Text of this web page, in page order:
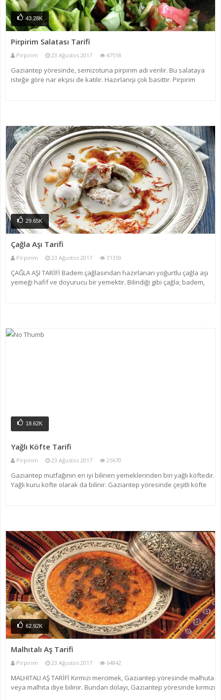
43.28K
Pirpirim Salatası Tarifi
Pirpirim 23 Ağustos 2017 47518
Gaziantep yöresinde, semizotuna pirpirim adı verilir. Bu salataya
isteğe göre nar ekşisi de katılır. Hazırlanışı çok basittir. Pirpirim
29.65K
Çağla Aşı Tarifi
Pirpirim 23 Ağustos 2017 31359
ÇAĞLA AŞI TARİFİ Badem çağlasından hazırlanan yoğurtlu çağla aşı
yemeği hafif ve doyurucu bir yemektir. Bilindiği gibi çağla; badem,
18.62K
Yağlı Köfte Tarifi
Pirpirim 23 Ağustos 2017 25670
Gaziantep mutfağının en iyi bilinen yemeklerinden biri yağlı köftedir.
Yağlı kuru köfte olarak da bilinir. Gaziantep yöresinde çeşitli köfte
62.92K
Malhıtalı Aş Tarifi
Pirpirim 23 Ağustos 2017 64842
MALHITALI AŞ TARİFİ Kırmızı mercimek, Gaziantep yöresinde malhuta
veya malhıta diye bilinir. Bundan dolayı, Gaziantep yöresinde kırmızı